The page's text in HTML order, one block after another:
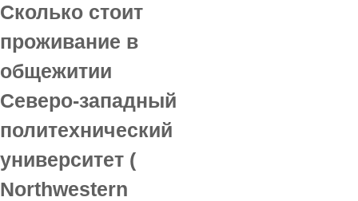
Сколько стоит
проживание в
общежитии
Северо-западный
политехнический
университет (
Northwestern